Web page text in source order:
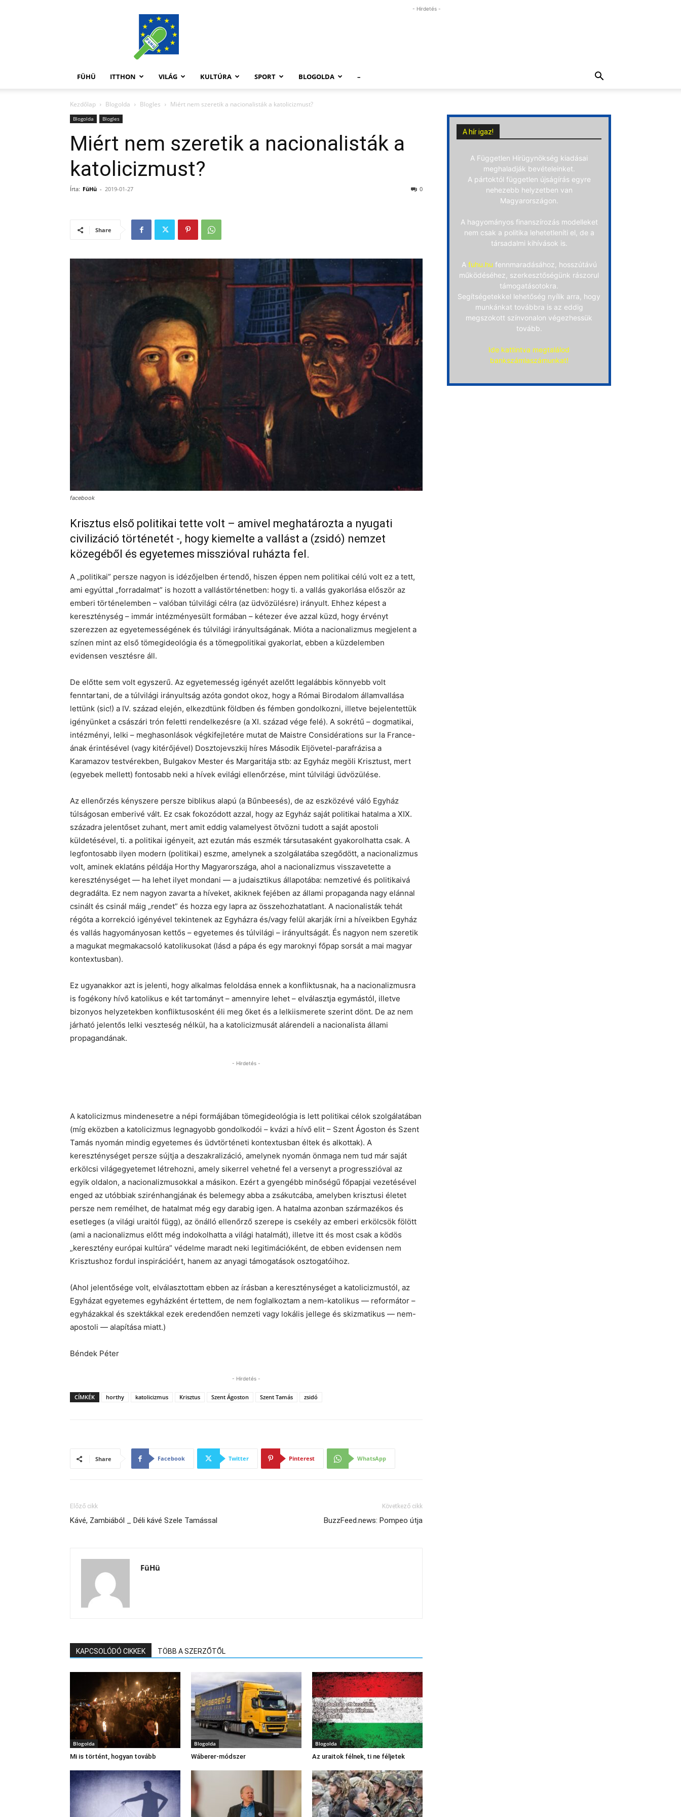
FüHü
- Hirdetés -
FÜHÜ ITTHON VILÁG KULTÚRA SPORT BLOGOLDA –
Kezdőlap Blogolda Blogles Miért nem szeretik a nacionalisták a katolicizmust?
Blogolda Blogles
Miért nem szeretik a nacionalisták a
katolicizmust?
Írta: FüHü - 2019-01-27 0
Share
facebook
Krisztus első politikai tette volt – amivel meghatározta a nyugati
civilizáció történetét -, hogy kiemelte a vallást a (zsidó) nemzet
közegéből és egyetemes misszióval ruházta fel.
A „politikai” persze nagyon is idézőjelben értendő, hiszen éppen nem politikai célú volt ez a tett,
ami egyúttal „forradalmat” is hozott a vallástörténetben: hogy ti. a vallás gyakorlása először az
emberi történelemben – valóban túlvilági célra (az üdvözülésre) irányult. Ehhez képest a
kereszténység – immár intézményesült formában – kétezer éve azzal küzd, hogy érvényt
szerezzen az egyetemességének és túlvilági irányultságának. Mióta a nacionalizmus megjelent a
színen mint az első tömegideológia és a tömegpolitikai gyakorlat, ebben a küzdelemben
evidensen vesztésre áll.
De előtte sem volt egyszerű. Az egyetemesség igényét azelőtt legalábbis könnyebb volt
fenntartani, de a túlvilági irányultság azóta gondot okoz, hogy a Római Birodalom államvallása
lettünk (sic!) a IV. század elején, elkezdtünk földben és fémben gondolkozni, illetve bejelentettük
igényünket a császári trón feletti rendelkezésre (a XI. század vége felé). A sokrétű – dogmatikai,
intézményi, lelki – meghasonlások végkifejletére mutat de Maistre Considérations sur la France-
ának érintésével (vagy kitérőjével) Dosztojevszkij híres Második Eljövetel-parafrázisa a
Karamazov testvérekben, Bulgakov Mester és Margaritája stb: az Egyház megöli Krisztust, mert
(egyebek mellett) fontosabb neki a hívek evilági ellenőrzése, mint túlvilági üdvözülése.
Az ellenőrzés kényszere persze biblikus alapú (a Bűnbeesés), de az eszközévé váló Egyház
túlságosan emberivé vált. Ez csak fokozódott azzal, hogy az Egyház saját politikai hatalma a XIX.
századra jelentőset zuhant, mert amit eddig valamelyest ötvözni tudott a saját apostoli
küldetésével, ti. a politikai igényeit, azt ezután más eszmék társutasaként gyakorolhatta csak. A
legfontosabb ilyen modern (politikai) eszme, amelynek a szolgálatába szegődött, a nacionalizmus
volt, aminek eklatáns példája Horthy Magyarországa, ahol a nacionalizmus visszavetette a
kereszténységet — ha lehet ilyet mondani — a judaisztikus állapotába: nemzetivé és politikaivá
degradálta. Ez nem nagyon zavarta a híveket, akiknek fejében az állami propaganda nagy elánnal
csinált és csinál máig „rendet” és hozza egy lapra az összehozhatatlant. A nacionalisták tehát
régóta a korrekció igényével tekintenek az Egyházra és/vagy felül akarják írni a híveikben Egyház
és vallás hagyományosan kettős – egyetemes és túlvilági – irányultságát. És nagyon nem szeretik
a magukat megmakacsoló katolikusokat (lásd a pápa és egy maroknyi főpap sorsát a mai magyar
kontextusban).
Ez ugyanakkor azt is jelenti, hogy alkalmas feloldása ennek a konfliktusnak, ha a nacionalizmusra
is fogékony hívő katolikus e két tartományt – amennyire lehet – elválasztja egymástól, illetve
bizonyos helyzetekben konfliktusosként éli meg őket és a lelkiismerete szerint dönt. De az nem
járható jelentős lelki veszteség nélkül, ha a katolicizmusát alárendeli a nacionalista állami
propagandának.
- Hirdetés -
A katolicizmus mindenesetre a népi formájában tömegideológia is lett politikai célok szolgálatában
(míg eközben a katolicizmus legnagyobb gondolkodói – kvázi a hívő elit – Szent Ágoston és Szent
Tamás nyomán mindig egyetemes és üdvtörténeti kontextusban éltek és alkottak). A
kereszténységet persze sújtja a deszakralizáció, amelynek nyomán önmaga nem tud már saját
erkölcsi világegyetemet létrehozni, amely sikerrel vehetné fel a versenyt a progresszióval az
egyik oldalon, a nacionalizmusokkal a másikon. Ezért a gyengébb minőségű főpapjai vezetésével
enged az utóbbiak szirénhangjának és belemegy abba a zsákutcába, amelyben krisztusi életet
persze nem remélhet, de hatalmat még egy darabig igen. A hatalma azonban származékos és
esetleges (a világi uraitól függ), az önálló ellenőrző szerepe is csekély az emberi erkölcsök fölött
(ami a nacionalizmus előtt még indokolhatta a világi hatalmát), illetve itt és most csak a ködös
„keresztény európai kultúra” védelme maradt neki legitimációként, de ebben evidensen nem
Krisztushoz fordul inspirációért, hanem az anyagi támogatások osztogatóihoz.
(Ahol jelentősége volt, elválasztottam ebben az írásban a kereszténységet a katolicizmustól, az
Egyházat egyetemes egyházként értettem, de nem foglalkoztam a nem-katolikus — reformátor –
egyházakkal és szektákkal ezek eredendően nemzeti vagy lokális jellege és skizmatikus — nem-
apostoli — alapítása miatt.)
Béndek Péter
- Hirdetés -
CÍMKÉK horthy katolicizmus Krisztus Szent Ágoston Szent Tamás zsidó
Share Facebook Twitter Pinterest WhatsApp
Előző cikk
Kávé, Zambiából _ Déli kávé Szele Tamással
Következő cikk
BuzzFeed.news: Pompeo útja
FüHü
KAPCSOLÓDÓ CIKKEK TÖBB A SZERZŐTŐL
Blogolda
Mi is történt, hogyan tovább
Blogolda
Wáberer-módszer
Blogolda
Az uraitok félnek, ti ne féljetek
A hír igaz!
A Független Hírügynökség kiadásai
meghaladják bevételeinket.
A pártoktól független újságírás egyre
nehezebb helyzetben van
Magyarországon.
A hagyományos finanszírozás modelleket
nem csak a politika lehetetleníti el, de a
társadalmi kihívások is.
A fuhu.hu fennmaradásához, hosszútávú
működéséhez, szerkesztőségünk rászorul
támogatásotokra.
Segítségetekkel lehetőség nyílik arra, hogy
munkánkat továbbra is az eddig
megszokott színvonalon végezhessük
tovább.
Ide kattintva megtalálod
bankszámlaszámunkat!